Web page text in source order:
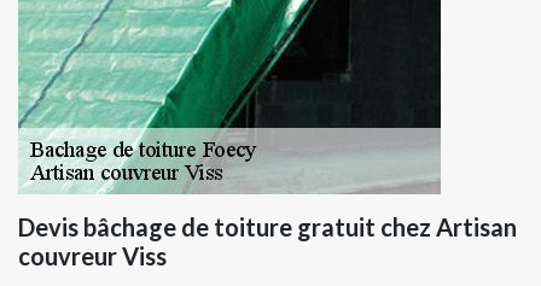
Devis bâchage de toiture gratuit chez Artisan
couvreur Viss